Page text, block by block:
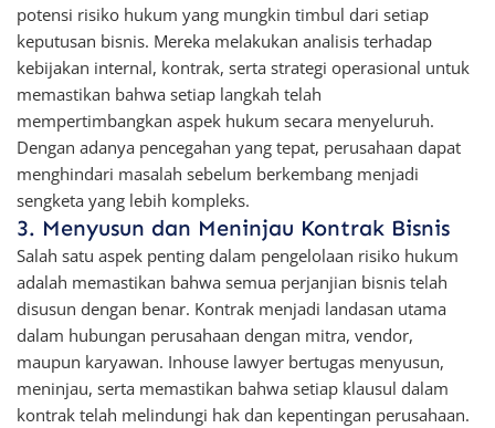
potensi risiko hukum yang mungkin timbul dari setiap
keputusan bisnis. Mereka melakukan analisis terhadap
kebijakan internal, kontrak, serta strategi operasional untuk
memastikan bahwa setiap langkah telah
mempertimbangkan aspek hukum secara menyeluruh.
Dengan adanya pencegahan yang tepat, perusahaan dapat
menghindari masalah sebelum berkembang menjadi
sengketa yang lebih kompleks.
3. Menyusun dan Meninjau Kontrak Bisnis
Salah satu aspek penting dalam pengelolaan risiko hukum
adalah memastikan bahwa semua perjanjian bisnis telah
disusun dengan benar. Kontrak menjadi landasan utama
dalam hubungan perusahaan dengan mitra, vendor,
maupun karyawan. Inhouse lawyer bertugas menyusun,
meninjau, serta memastikan bahwa setiap klausul dalam
kontrak telah melindungi hak dan kepentingan perusahaan.